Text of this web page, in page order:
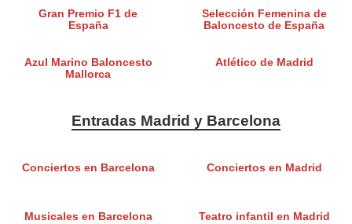
Gran Premio F1 de
España
Selección Femenina de
Baloncesto de España
Azul Marino Baloncesto
Mallorca
Atlético de Madrid
Entradas Madrid y Barcelona
Conciertos en Barcelona Conciertos en Madrid
Musicales en Barcelona Teatro infantil en Madrid